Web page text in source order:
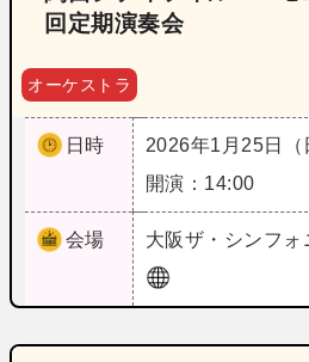
回定期演奏会
オーケストラ
日時
2026年1月25日（
開演：14:00
会場 大阪ザ・シンフォ